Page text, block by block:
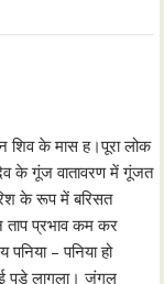
शिव के मास ह।पूरा लोक
के गूंज वातावरण में गूंजत
के रूप में बरिसत
प्रभाव कम कर
– पनिया हो
पड़े लागला। जंगल